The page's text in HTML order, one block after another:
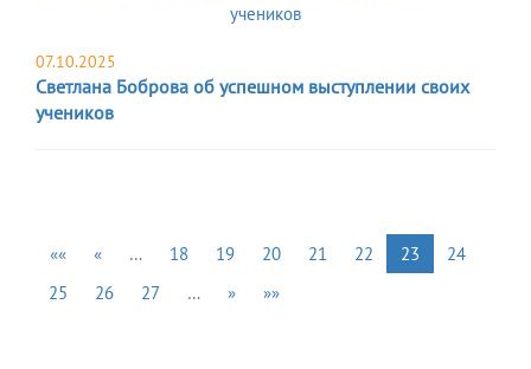
07.10.2025
Светлана Боброва об успешном выступлении своих
учеников
«« « … 18 19 20 21 22 23
24
25
26 27 … » »»